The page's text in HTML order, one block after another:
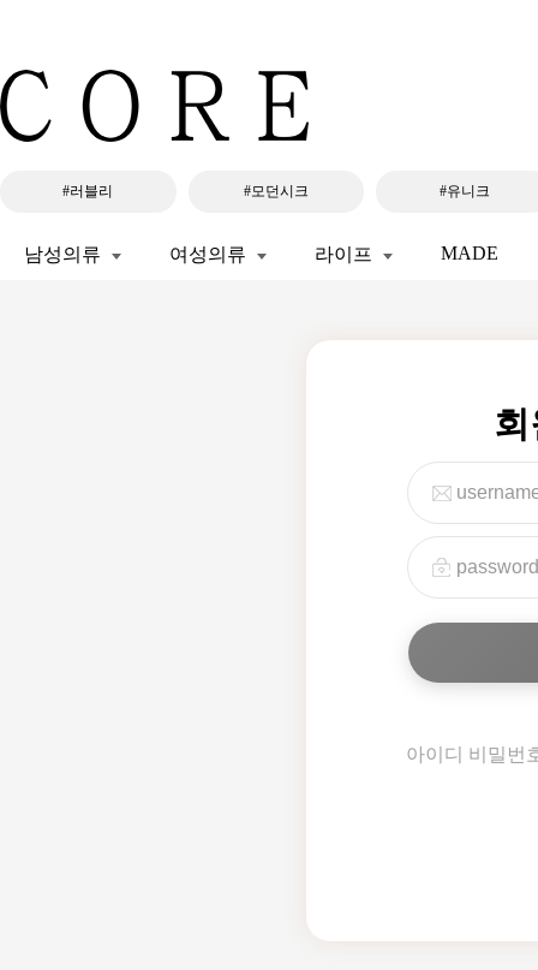
#러블리 #모던시크 #유니크
남성의류 여성의류 라이프 MADE
아이디 비밀번